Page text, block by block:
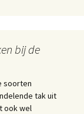
bij de
soorten
tak uit
ook wel